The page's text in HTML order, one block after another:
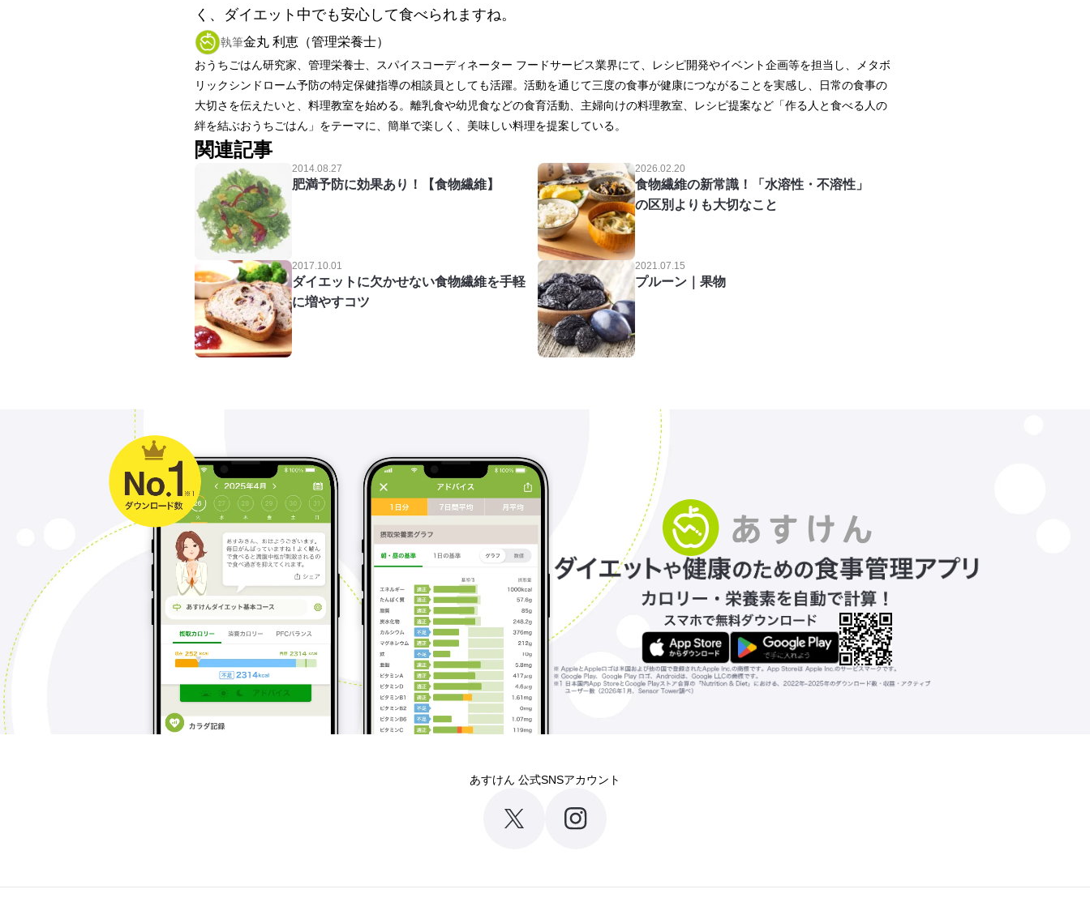
く、ダイエット中でも安心して食べられますね。
執筆金丸 利恵（管理栄養士）
おうちごはん研究家、管理栄養士、スパイスコーディネーター フードサービス業界にて、レシピ開発やイベント企画等を担当し、メタボ
リックシンドローム予防の特定保健指導の相談員としても活躍。活動を通じて三度の食事が健康につながることを実感し、日常の食事の
大切さを伝えたいと、料理教室を始める。離乳食や幼児食などの食育活動、主婦向けの料理教室、レシピ提案など「作る人と食べる人の
絆を結ぶおうちごはん」をテーマに、簡単で楽しく、美味しい料理を提案している。
関連記事
2014.08.27
肥満予防に効果あり！【食物繊維】
2026.02.20
食物繊維の新常識！「水溶性・不溶性」
の区別よりも大切なこと
2017.10.01
ダイエットに欠かせない食物繊維を手軽
に増やすコツ
2021.07.15
プルーン｜果物
あすけん 公式SNSアカウント